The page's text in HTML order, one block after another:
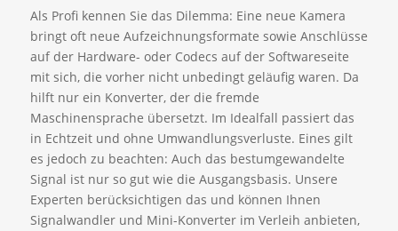
Als Profi kennen Sie das Dilemma: Eine neue Kamera
bringt oft neue Aufzeichnungsformate sowie Anschlüsse
auf der Hardware- oder Codecs auf der Softwareseite
mit sich, die vorher nicht unbedingt geläufig waren. Da
hilft nur ein Konverter, der die fremde
Maschinensprache übersetzt. Im Idealfall passiert das
in Echtzeit und ohne Umwandlungsverluste. Eines gilt
es jedoch zu beachten: Auch das bestumgewandelte
Signal ist nur so gut wie die Ausgangsbasis. Unsere
Experten berücksichtigen das und können Ihnen
Signalwandler und Mini-Konverter im Verleih anbieten,